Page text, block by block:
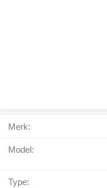
Merk:
Model:
Type: